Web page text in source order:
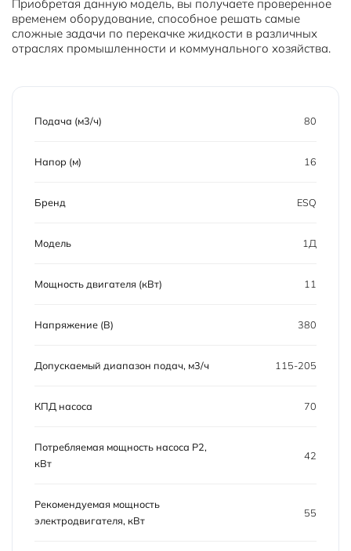
Приобретая данную модель, вы получаете проверенное
временем оборудование, способное решать самые
сложные задачи по перекачке жидкости в различных
отраслях промышленности и коммунального хозяйства.
Подача (м3/ч) 80
Напор (м) 16
Бренд ESQ
Модель 1Д
Мощность двигателя (кВт) 11
Напряжение (В) 380
Допускаемый диапазон подач, м3/ч 115-205
КПД насоса 70
Потребляемая мощность насоса P2,
кВт
42
Рекомендуемая мощность
электродвигателя, кВт
55